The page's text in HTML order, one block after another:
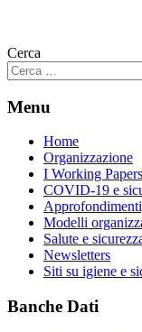
Cerca
Menu
Home
Organizzazione
I Working
COVID-19 e
Modelli
Salute e
Newsletters
Siti su igiene e
Banche Dati